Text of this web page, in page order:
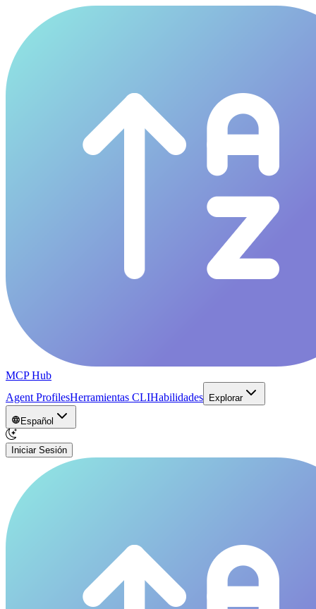
MCP Hub
Agent ProfilesHerramientas CLIHabilidades Explorar
Español
Iniciar Sesión